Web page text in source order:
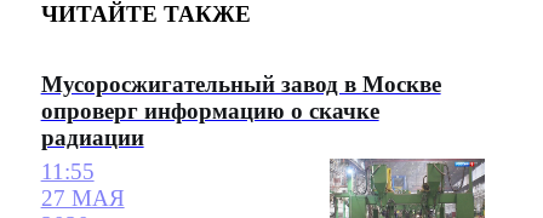
ЧИТАЙТЕ ТАКЖЕ
Мусоросжигательный завод в Москве
опроверг информацию о скачке
радиации
11:55
27 МАЯ